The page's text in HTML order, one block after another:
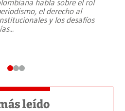
habla sobre el rol
el derecho al
y los desafíos
...
leído